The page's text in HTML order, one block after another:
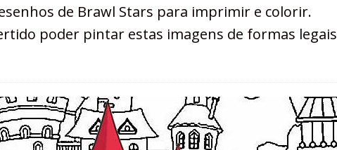
de Brawl Stars para imprimir e colorir.
poder pintar estas imagens de formas legais